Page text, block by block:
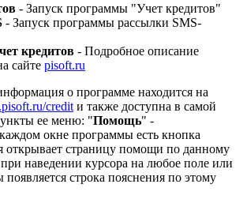
- Запуск программы "Учет кредитов"
- Запуск программы рассылки SMS-
кредитов - Подробное описание
сайте pisoft.ru
о программе находится на
credit и также доступна в самой
ее меню: "Помощь" -
окне программы есть кнопка
открывает страницу помощи по данному
наведении курсора на любое поле или
строка пояснения по этому